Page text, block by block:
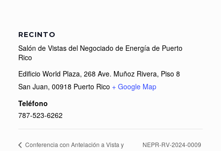
RECINTO
Salón de Vistas del Negociado de Energía de Puerto
Rico
Edificio World Plaza, 268 Ave. Muñoz Rivera, Piso 8
San Juan, 00918 Puerto Rico + Google Map
Teléfono
787-523-6262
Conferencia con Antelación a Vista y
NEPR-RV-2024-0009